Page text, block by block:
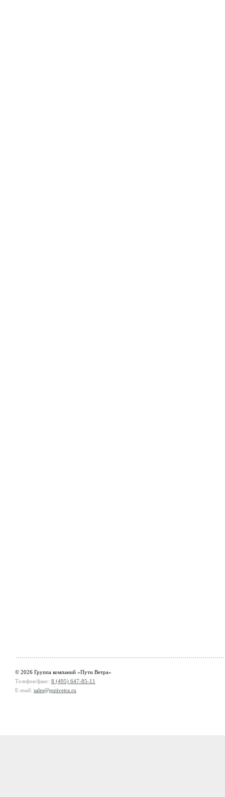
© 2026 Группа компаний «Пути Ветра»
Телефон/факс: 8 (495) 647-85-11
E-mail: sales@putivetra.ru